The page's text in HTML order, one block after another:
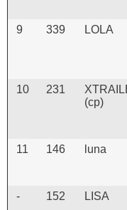
9 339 LOLA
10 231
(cp)
11 146 luna
- 152 LISA